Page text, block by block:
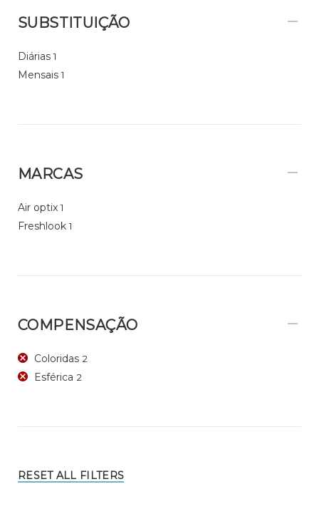
SUBSTITUIÇÃO
Diárias 1
Mensais 1
MARCAS
Air optix 1
Freshlook 1
COMPENSAÇÃO
Coloridas 2
Esférica 2
RESET ALL FILTERS